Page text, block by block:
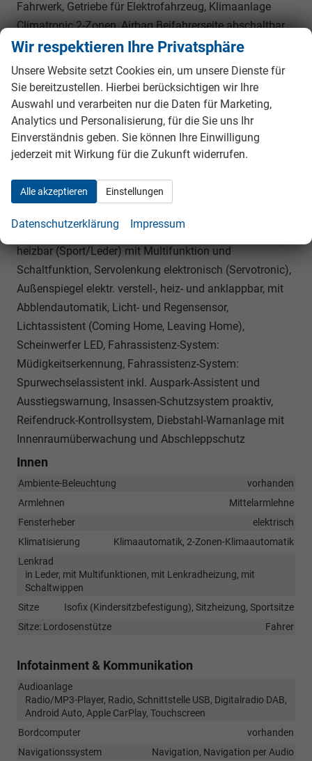
Fahrwerk, Getriebe für Elektrofahrzeug, Klimaanlage
Climatronic 2-Zonen, Airbag Beifahrerseite abschaltbar,
Airbag Fahrer-/Beifahrerseite, Easy Start (Keyless Easy
Entry), Fensterheber elektrisch vorn + hinten, Kopf-
Airbag-System, Mittelarmlehne vorn, Seitenairbag vorn,
Seitenairbag vorn mitte (Center-Airbag), Sitzbezug /
Polsterung: Stoff/Kunstleder Sportline schwarz,
Sitzheizung vorn, Fahrassistenz-System:
Auffahrwarnsystem mit City-Notbremsfunktion
Intelligente Geschwindigkeitsanpassung (ISA) inkl.
Verkehrszeichenerkennung, Rückfahrkamera, Lenkrad
heizbar (Sport/Leder) mit Multifunktion und
Schaltfunktion, Servolenkung elektronisch (Servotronic),
Außenspiegel elektr. verstell-, heiz- und anklappbar, mit
Abblendautomatik, Licht- und Regensensor,
Lichtassistent (Coming Home, Leaving Home),
Scheinwerfer LED, Fahrassistenz-System:
Müdigkeitserkennung, Fahrassistenz-System:
Spurwechselassistent inkl. Auspark-Assistent und
Ausstiegswarnung, Insassen-Schutzsystem proaktiv,
Reifendruck-Kontrollsystem, Diebstahl-Warnanlage mit
Innenraumüberwachung und Abschleppschutz
Innen
Ambiente-Beleuchtung
vorhanden
Armlehnen
Mittelarmlehne
Fensterheber
elektrisch
Klimatisierung
Klimaautomatik, 2-Zonen-Klimaautomatik
Lenkrad
in Leder, mit Multifunktionen, mit Lenkradheizung, mit
Schaltwippen
Sitze
Isofix (Kindersitzbefestigung), Sitzheizung, Sportsitze
Sitze: Lordosenstütze
Fahrer
Infotainment & Kommunikation
Audioanlage
Radio/MP3-Player, Radio, Schnittstelle USB, Digitalradio DAB,
Android Auto, Apple CarPlay, Touchscreen
Bordcomputer
vorhanden
Navigationssystem
Navigation, Navigation per Audio
Wir respektieren Ihre Privatsphäre
Unsere Website setzt Cookies ein, um unsere Dienste für
Sie bereitzustellen. Hierbei berücksichtigen wir Ihre
Auswahl und verarbeiten nur die Daten für Marketing,
Analytics und Personalisierung, für die Sie uns Ihr
Einverständnis geben. Sie können Ihre Einwilligung
jederzeit mit Wirkung für die Zukunft widerrufen.
Alle akzeptieren Einstellungen
Datenschutzerklärung Impressum